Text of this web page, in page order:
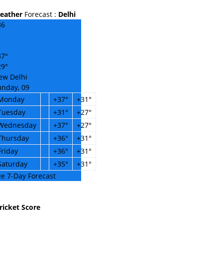
Forecast : Delhi
Delhi
09
+37° +31°
+31° +27°
+37° +27°
+36° +31°
+36° +31°
+35° +31°
7-Day Forecast
Score